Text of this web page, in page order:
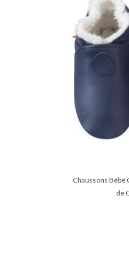
Chaussons Bébé
de